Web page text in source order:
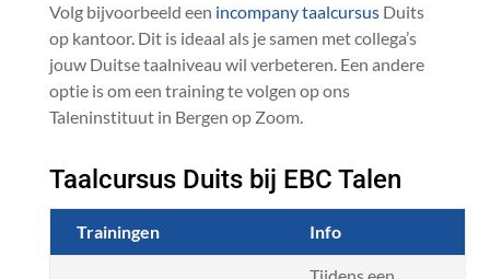
Volg bijvoorbeeld een incompany taalcursusDuits
op kantoor. Dit is ideaal als je samen met collega’s
jouw Duitse taalniveau wil verbeteren. Een andere
optie is om een training te volgen op ons
Taleninstituut in Bergen op Zoom.
Taalcursus Duits bij EBC Talen
Trainingen Info